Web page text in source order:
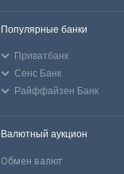
Популярные банки
Приватбанк
Сенс Банк
Райффайзен Банк
Валютный аукцион
Обмен валют